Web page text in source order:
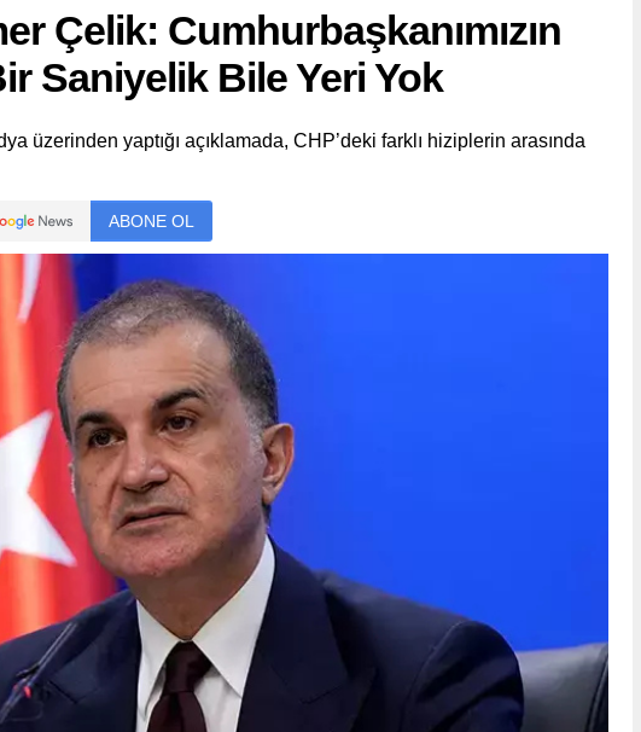
Çelik: Cumhurbaşkanımızın
Saniyelik Bile Yeri Yok
üzerinden yaptığı açıklamada, CHP’deki farklı hiziplerin arasında
ABONE OL